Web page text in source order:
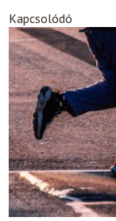
Kapcsolódó